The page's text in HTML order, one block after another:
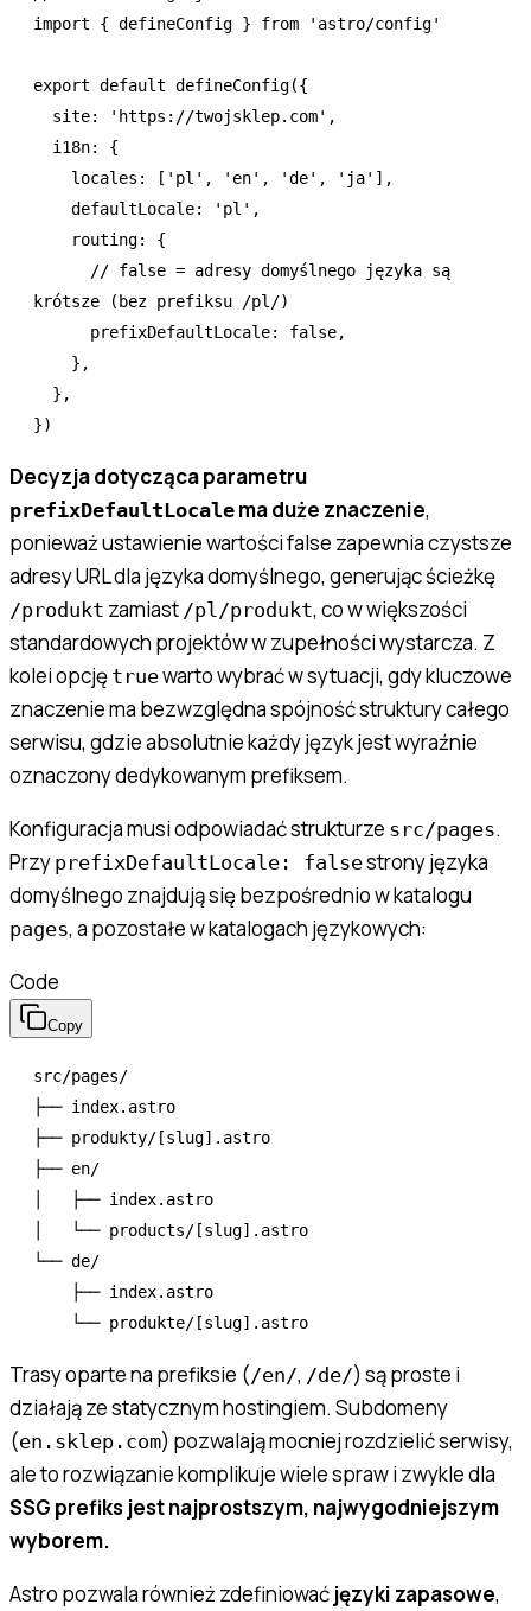
import { defineConfig } from 'astro/config'
export default defineConfig({
  site
: 'https://twojsklep.com' ,
  i18n
:
{
    locales
: [ 'pl' , 'en' , 'de' , 'ja' ] ,
    defaultLocale
: 'pl' ,
    routing
:
{
krótsze (bez prefiksu /pl/)
      prefixDefaultLocale
: false,
    }
,
  }
,
})
Decyzja dotycząca parametru
prefixDefaultLocale ma duże znaczenie,
ponieważ ustawienie wartości false zapewnia czystsze
adresy URL dla języka domyślnego, generując ścieżkę
/produkt zamiast /pl/produkt, co w większości
standardowych projektów w zupełności wystarcza. Z
kolei opcję truewarto wybrać w sytuacji, gdy kluczowe
znaczenie ma bezwzględna spójność struktury całego
serwisu, gdzie absolutnie każdy język jest wyraźnie
oznaczony dedykowanym prefiksem.
Konfiguracja musi odpowiadać strukturze src/pages.
Przy prefixDefaultLocale: falsestrony języka
domyślnego znajdują się bezpośrednio w katalogu
pages, a pozostałe w katalogach językowych:
Code
Copy
src/pages/
├── index.astro
├── produkty/[slug].astro
├── en/
│   ├── index.astro
│   └── products/[slug].astro
└── de/
Trasy oparte na prefiksie (/en/, /de/) są proste i
działają ze statycznym hostingiem. Subdomeny
(en.sklep.com) pozwalają mocniej rozdzielić serwisy,
ale to rozwiązanie komplikuje wiele spraw i zwykle dla
SSG prefiks jest najprostszym, najwygodniejszym
wyborem.
Astro pozwala również zdefiniować języki zapasowe,